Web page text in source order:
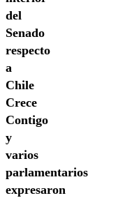
del
Senado
respecto
a
Chile
Crece
Contigo
y
varios
parlamentarios
expresaron